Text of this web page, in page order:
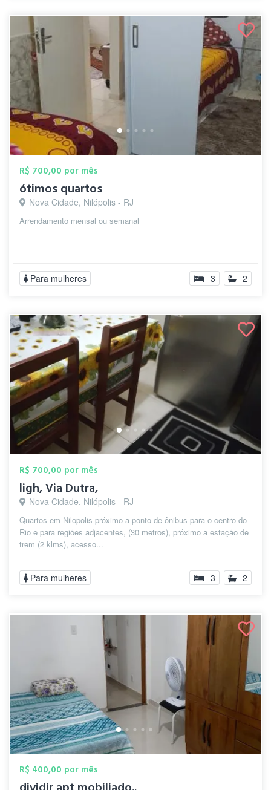
R$ 700,00 por mês
ótimos quartos
Nova Cidade, Nilópolis - RJ
Arrendamento mensal ou semanal
Para mulheres 3 2
R$ 700,00 por mês
ligh, Via Dutra,
Nova Cidade, Nilópolis - RJ
Quartos em Nilopolis próximo a ponto de ônibus para o centro do
Rio e para regiões adjacentes, (30 metros), próximo a estação de
trem (2 klms), acesso...
Para mulheres 3 2
R$ 400,00 por mês